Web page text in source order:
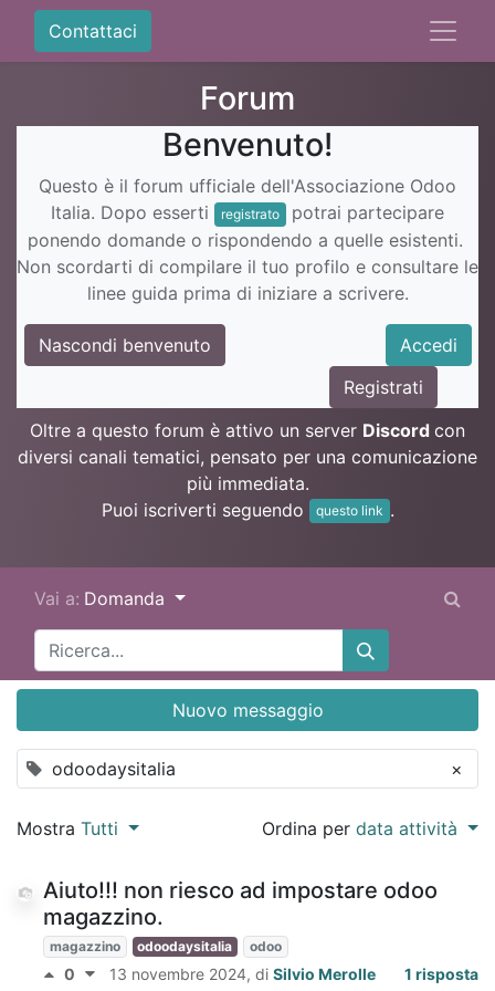
Contattaci
Forum
Benvenuto!
Questo è il forum ufficiale dell'Associazione Odoo
Italia. Dopo esserti
registrato
potrai partecipare
ponendo domande o rispondendo a quelle esistenti.
Non scordarti di compilare il tuo profilo e consultare le
linee guida prima di iniziare a scrivere.
Nascondi benvenuto
Accedi
Registrati
Oltre a questo forum è attivo un server Discord con
diversi canali tematici, pensato per una comunicazione
più immediata.
Puoi iscriverti seguendo
questo link .
Vai a: Domanda
odoodaysitalia ×
Nuovo messaggio
Mostra Tutti Ordina perdata attività
Aiuto!!! non riesco ad impostare odoo
magazzino.
magazzino odoodaysitalia odoo
0 13 novembre 2024, di Silvio Merolle 1 risposta